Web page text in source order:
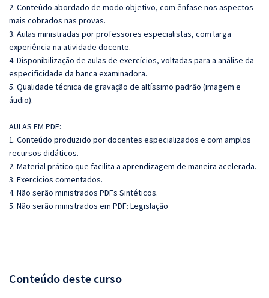
2. Conteúdo abordado de modo objetivo, com ênfase nos aspectos
mais cobrados nas provas.
3. Aulas ministradas por professores especialistas, com larga
experiência na atividade docente.
4. Disponibilização de aulas de exercícios, voltadas para a análise da
especificidade da banca examinadora.
5. Qualidade técnica de gravação de altíssimo padrão (imagem e
áudio).
AULAS EM PDF:
1. Conteúdo produzido por docentes especializados e com amplos
recursos didáticos.
2. Material prático que facilita a aprendizagem de maneira acelerada.
3. Exercícios comentados.
4. Não serão ministrados PDFs Sintéticos.
5. Não serão ministrados em PDF: Legislação
Conteúdo deste curso